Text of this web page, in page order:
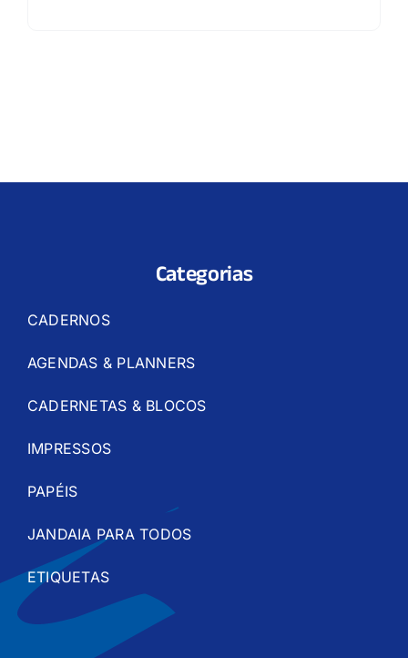
Categorias
CADERNOS
AGENDAS & PLANNERS
CADERNETAS & BLOCOS
IMPRESSOS
PAPÉIS
JANDAIA PARA TODOS
ETIQUETAS